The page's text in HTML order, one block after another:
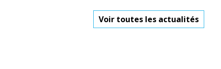
Voir toutes les actualités